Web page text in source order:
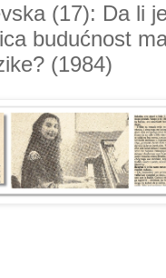
(17): Da li
budućnost
(1984)